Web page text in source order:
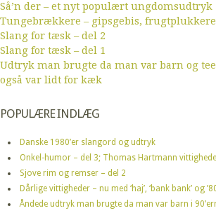
Så’n der – et nyt populært ungdomsudtryk
Tungebrækkere – gipsgebis,
Slang for tæsk – del 2
Slang for tæsk – del 1
Udtryk man brugte da man var barn og
også var lidt for kæk
POPULÆRE INDLÆG
Danske 1980’er slangord og udtryk
Onkel-humor – del 3; Thomas Hartmann
Sjove rim og remser – del 2
Dårlige vittigheder – nu med ‘haj’, ‘bank bank’ og
Åndede udtryk man brugte da man var barn i